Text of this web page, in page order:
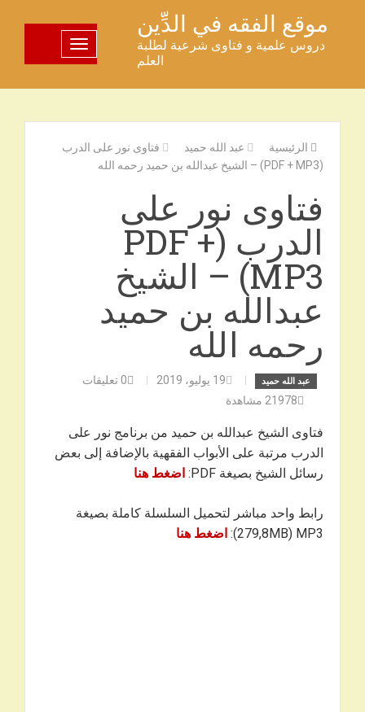
المحتوى
موقع الفقه في الدِّين
دروس علمية و فتاوى شرعية لطلبة
العلم
تبديل اللوحة
الرئيسية عبد الله حميد
فتاوى نور على الدرب
(PDF + MP3) – الشيخ عبدالله بن حميد رحمه الله
فتاوى نور على
الدرب (PDF +
MP3) – الشيخ
عبدالله بن حميد
رحمه الله
عبد الله حميد 19 يوليو، 2019 0تعليقات
21978 مشاهدة
فتاوى الشيخ عبدالله بن حميد من برنامج نور على
الدرب مرتبة على الأبواب الفقهية بالإضافة إلى بعض
رسائل الشيخ بصيغة PDF:
اضغط هنا
رابط واحد مباشر لتحميل السلسلة كاملة بصيغة
279,8MB) MP3):
اضغط هنا